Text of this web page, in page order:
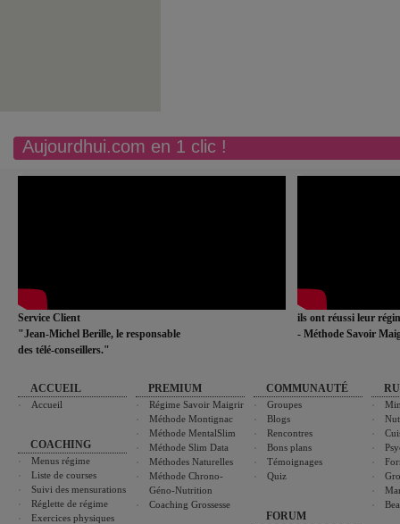
Aujourdhui.com en 1 clic !
Service Client
"Jean-Michel Berille, le responsable
des télé-conseillers."
ils ont réussi leur
- Méthode Savoir
ACCUEIL
Accueil
COACHING
Menus régime
Liste de courses
Suivi des mensurations
Réglette de régime
Exercices physiques
PREMIUM
Régime Savoir Maigrir
Méthode Montignac
Méthode MentalSlim
Méthode Slim Data
Méthodes Naturelles
Méthode Chrono-
Géno-Nutrition
Coaching Grossesse
COMMUNAUTÉ
Groupes
Blogs
Rencontres
Bons plans
Témoignages
Quiz
FORUM